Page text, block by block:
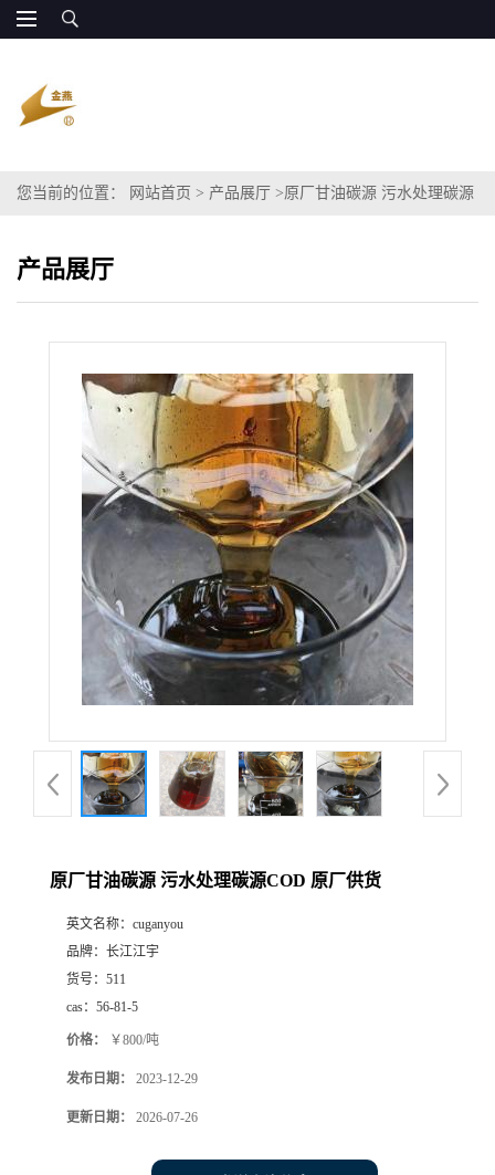
您当前的位置： 网站首页 > 产品展厅 >原厂甘油碳源 污水处理碳源
产品展厅
原厂甘油碳源 污水处理碳源COD 原厂供货
英文名称： cuganyou
品牌： 长江江宇
货号： 511
cas： 56-81-5
价格： ￥800/吨
发布日期： 2023-12-29
更新日期： 2026-07-26